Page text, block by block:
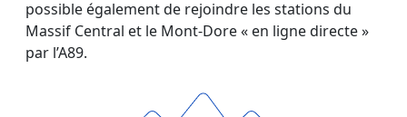
possible également de rejoindre les stations du
Massif Central et le Mont-Dore « en ligne directe »
par l’A89.